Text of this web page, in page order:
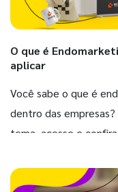
O que é
aplicar
Você sabe o que é
dentro das
tema, acesse e